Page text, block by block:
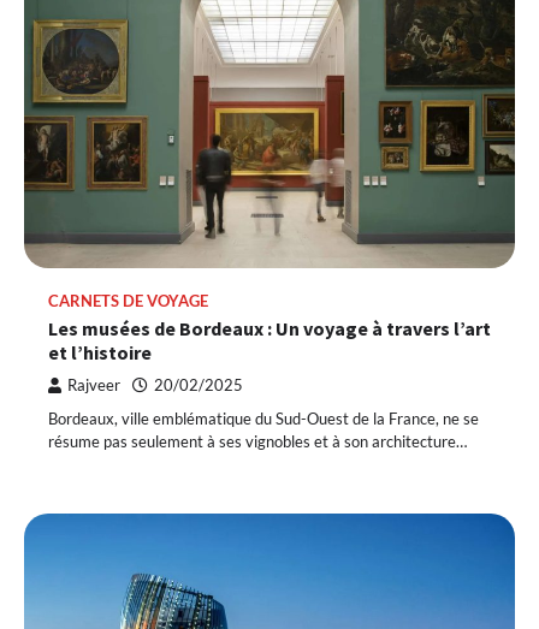
CARNETS DE VOYAGE
Les musées de Bordeaux : Un voyage à travers l’art
et l’histoire
Rajveer 20/02/2025
Bordeaux, ville emblématique du Sud-Ouest de la France, ne se
résume pas seulement à ses vignobles et à son architecture…